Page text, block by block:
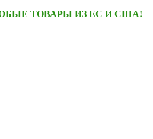
ТОВАРЫ ИЗ ЕС И США!